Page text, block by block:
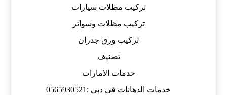
تركيب مظلات سيارات
تركيب مظلات وسواتر
تركيب ورق جدران
تصنيف
خدمات الامارات
خدمات الدهانات فى دبى :0565930521